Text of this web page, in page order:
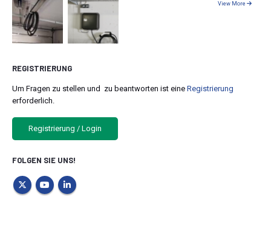
View More
REGISTRIERUNG
Um Fragen zu stellen und zu beantworten ist eine Registrierung
erforderlich.
Registrierung / Login
FOLGEN SIE UNS!